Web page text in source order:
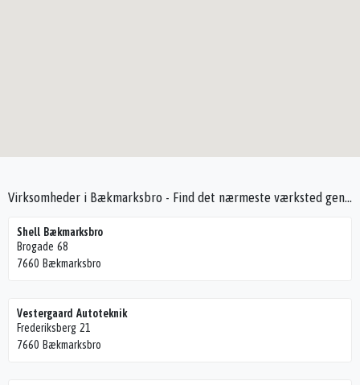
Virksomheder i Bækmarksbro - Find det nærmeste værksted gennem Seek4Cars
Shell Bækmarksbro
Brogade 68
7660 Bækmarksbro
Vestergaard Autoteknik
Frederiksberg 21
7660 Bækmarksbro